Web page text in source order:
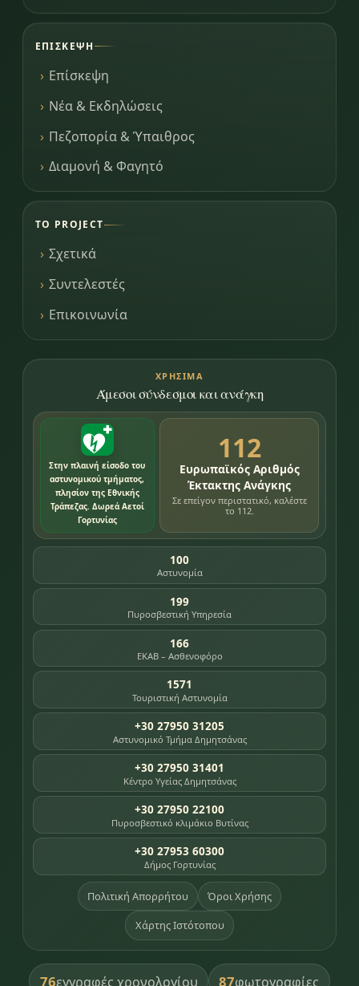
ΕΠΊΣΚΕΨΗ
Επίσκεψη
Νέα & Εκδηλώσεις
Πεζοπορία & Ύπαιθρος
Διαμονή & Φαγητό
ΤΟ PROJECT
Σχετικά
Συντελεστές
Επικοινωνία
ΧΡΉΣΙΜΑ
Άμεσοι σύνδεσμοι και ανάγκη
Στην πλαινή είσοδο του
αστυνομικού τμήματος,
πλησίον της Εθνικής
Τράπεζας. Δωρεά Αετοί
Γορτυνίας
112
Ευρωπαϊκός Αριθμός
Έκτακτης Ανάγκης
Σε επείγον περιστατικό, καλέστε
το 112.
100
Αστυνομία
199
Πυροσβεστική Υπηρεσία
166
ΕΚΑΒ – Ασθενοφόρο
1571
Τουριστική Αστυνομία
+30 27950 31205
Αστυνομικό Τμήμα Δημητσάνας
+30 27950 31401
Κέντρο Υγείας Δημητσάνας
+30 27950 22100
Πυροσβεστικό κλιμάκιο Βυτίνας
+30 27953 60300
Δήμος Γορτυνίας
Πολιτική Απορρήτου Όροι Χρήσης
Χάρτης Ιστότοπου
76εγγραφές χρονολογίου 87φωτογραφίες